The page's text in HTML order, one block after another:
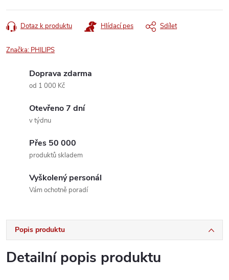
Dotaz k produktu Hlídací pes Sdílet
Značka: PHILIPS
Doprava zdarma
od 1 000 Kč
Otevřeno 7 dní
v týdnu
Přes 50 000
produktů skladem
Vyškolený personál
Vám ochotně poradí
Popis produktu
Detailní popis produktu